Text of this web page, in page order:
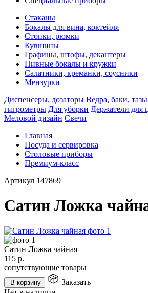
Стаканы
Бокалы для вина, коктейля
Стопки, рюмки
Кувшины
Графины, штофы, декантеры
Пивные бокалы и кружки
Салатники, креманки, соусники
Мензурки
Диспенсеры, дозаторы Ведра, баки, тазы
гигрометры Для уборки Держатели для
Меловой дизайн Свечи
Главная
Посуда и сервировка
Столовые приборы
Премиум-класс
Артикул 147869
Сатин Ложка
Сатин Ложка чайная
115 р.
сопутствующие товары
В корзину
Заказать